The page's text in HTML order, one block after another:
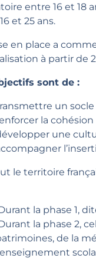
entre 16 et 18
et 25 ans.
en place a
à partir de
sont de :
un
la
une
le territoire
la phase 1,
la phase 2,
de la